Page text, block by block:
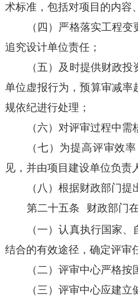
术标准，包括对项目的内容
（四）严格落实工程
追究设计单位责任；
（五） 及时提供财政投
单位虚报行为，预算审减率
规依纪进行处理 ；
（六）对评审过程中
（七）为提高评审效
见，并由项目建设单位负
（八）根据财政部门
第二十五条
财政部门
（一）认真执行国家
结合的有效途径，确定评审
（二）评审中心严格
（三）评审中心应建